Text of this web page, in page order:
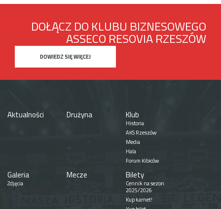
DOŁĄCZ DO KLUBU BIZNESOWEGO
ASSECO RESOVIA RZESZÓW
DOWIEDZ SIĘ WIĘCEJ
Aktualności Drużyna Klub
Historia
AKS Rzeszów
Media
Hala
Forum Kibiców
Galeria
Zdjęcia
Mecze Bilety
Cennik na sezon
2025/2026
Kup karnet!